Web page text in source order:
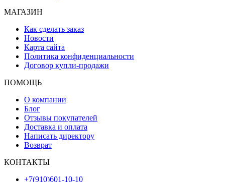
МАГАЗИН
Как сделать заказ
Новости
Карта сайта
Политика конфиденциальности
Договор купли-продажи
ПОМОЩЬ
О компании
Блог
Отзывы покупателей
Доставка и оплата
Написать директору
Возврат
КОНТАКТЫ
+7(910)601-10-10